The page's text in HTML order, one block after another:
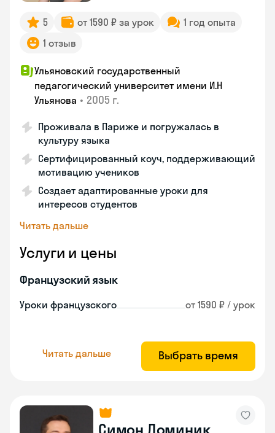
5 от 1590 ₽ за урок
1 год опыта
1 отзыв
Ульяновский государственный
педагогический университет имени И.Н
Ульянова • 2005 г.
Проживала в Париже и погружалась в
культуру языка
Сертифицированный коуч, поддерживающий
мотивацию учеников
Создает адаптированные уроки для
интересов студентов
Читать дальше
Услуги и цены
Французский язык
Уроки французского от 1590 ₽ / урок
Читать дальше Выбрать время
Симон Доминик